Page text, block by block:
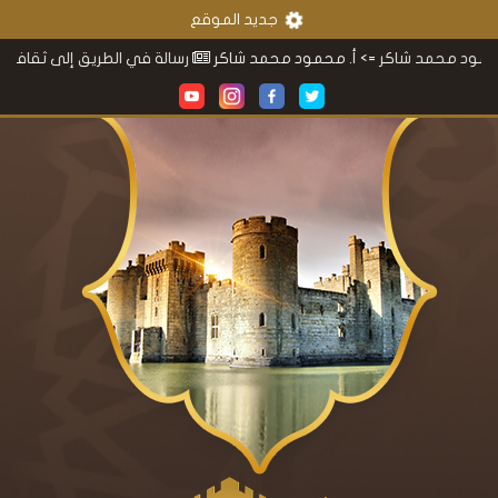
جديد الموقع
رسالة في الطريق إلى ثقافتنا => أ. شاكر=> أ. محمود محمد شاكر